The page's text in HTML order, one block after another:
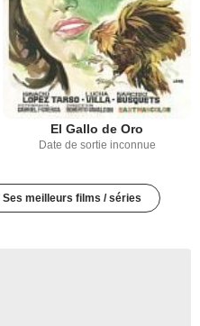
El Gallo de Oro
Date de sortie inconnue
Ses meilleurs films / séries